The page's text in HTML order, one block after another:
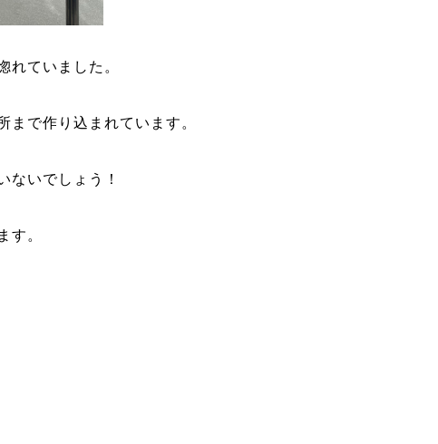
れていました。
まで作り込まれています。
ないでしょう！
す。